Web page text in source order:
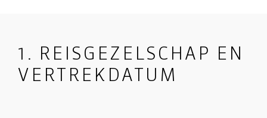
1. REISGEZELSCHAP EN
VERTREKDATUM